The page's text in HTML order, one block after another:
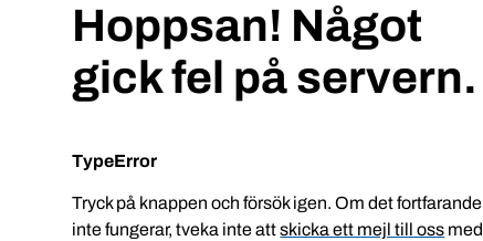
Hoppsan! Något
gick fel på servern.
TypeError
Tryck på knappen och försök igen. Om det fortfarande
inte fungerar, tveka inte attskicka ett mejl till oss med